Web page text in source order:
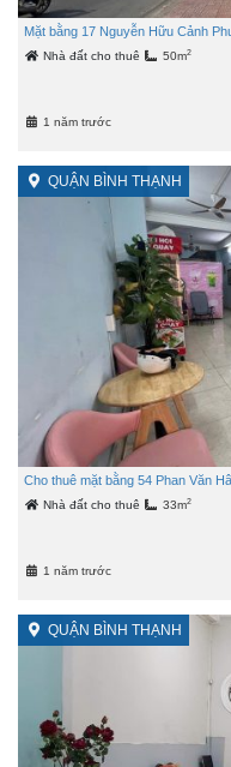
Mặt bằng 17 Nguyễn Hữu Cảnh
Nhà đất cho thuê 50m2
1 năm trước
QUẬN BÌNH THẠNH
Cho thuê mặt bằng 54 Phan Văn
Nhà đất cho thuê 33m2
1 năm trước
QUẬN BÌNH THẠNH